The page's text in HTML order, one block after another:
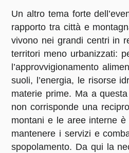
Un altro tema forte
rapporto tra città e
vivono nei grandi centri in
territori meno urbanizzati:
l’approvvigionamento
suoli, l’energia, le risorse
materie prime. Ma a questa
non corrisponde una
montani e le aree interne
mantenere i servizi e
spopolamento. Da qui la